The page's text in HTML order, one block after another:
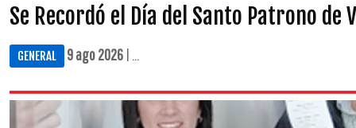
Se Recordó el Día del Santo Patrono de
GENERAL 9 ago 2026 | ...